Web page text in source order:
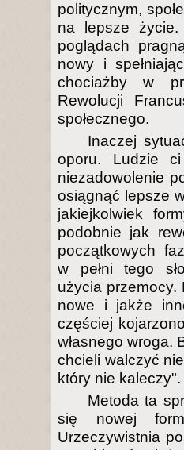
politycznym,
na lepsze życie.
poglądach
nowy i
chociażby w
Rewolucji
społecznego.
Inaczej
oporu. Ludzie
niezadowolenie
osiągnąć lepsze
jakiejkolwiek
podobnie jak
początkowych
w pełni tego
użycia przemocy.
nowe i jakże
częściej
własnego wroga.
chcieli walczyć
który nie kaleczy".
Metoda ta
się nowej
Urzeczywistnia